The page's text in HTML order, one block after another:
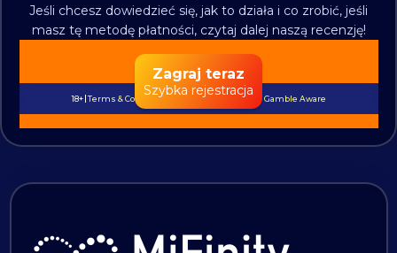
Jeśli chcesz dowiedzieć się, jak to działa i co zrobić, jeśli
masz tę metodę płatności, czytaj dalej naszą recenzję!
Zagraj teraz
Szybka rejestracja
18+ Terms & Conditions Play Responsibly Be Gamble Aware